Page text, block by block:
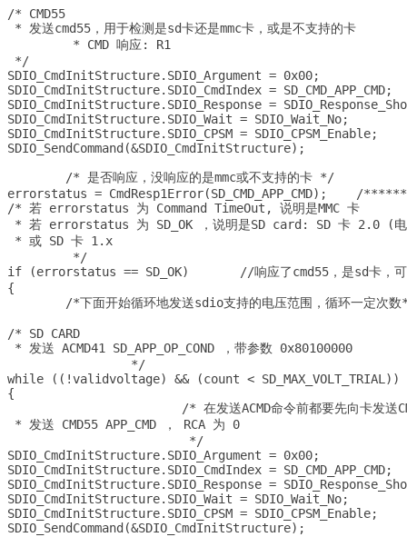
/* CMD55
* 发送cmd55，用于检测是sd卡还是mmc卡，或是不支持的卡
*/
SDIO_CmdInitStructure.SDIO_Argument = 0x00;
SDIO_CmdInitStructure.SDIO_CmdIndex = SD_CMD_APP_CMD;
SDIO_CmdInitStructure.SDIO_Response =
SDIO_CmdInitStructure.SDIO_Wait = SDIO_Wait_No;
SDIO_CmdInitStructure.SDIO_CPSM = SDIO_CPSM_Enable;
SDIO_SendCommand(&SDIO_CmdInitStructure);
errorstatus = CmdResp1Error(SD_CMD_APP_CMD);	/********************************************************************************************************/
/* 若 errorstatus 为 Command TimeOut, 说明是MMC 卡
* 若 errorstatus 为 SD_OK ，说明是SD card: SD 卡 2.0 (
* 或 SD 卡 1.x
if (errorstatus == SD_OK)	//响应了cmd55，是sd卡，可能为1.x,可能为2.0
{
/* SD CARD
* 发送 ACMD41 SD_APP_OP_COND ，带参数 0x80100000
while ((!validvoltage) && (count < SD_MAX_VOLT_TRIAL))
{
* 发送 CMD55 APP_CMD ， RCA 为 0
SDIO_CmdInitStructure.SDIO_Argument = 0x00;
SDIO_CmdInitStructure.SDIO_CmdIndex = SD_CMD_APP_CMD;
SDIO_CmdInitStructure.SDIO_Response =
SDIO_CmdInitStructure.SDIO_Wait = SDIO_Wait_No;
SDIO_CmdInitStructure.SDIO_CPSM = SDIO_CPSM_Enable;
SDIO_SendCommand(&SDIO_CmdInitStructure);